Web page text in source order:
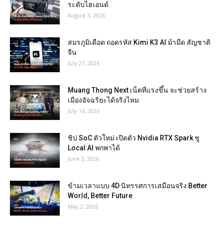
ระดับไฮเอนด์
August 3, 2026
สมรภูมิเดือด ถอดรหัส Kimi K3 AI ม้ามืด สัญชาติ
จีน
July 27, 2026
Muang Thong Next เน็ตที่แรงขึ้น จะช่วยสร้าง
เมืองอัจฉริยะได้จริงไหม
July 16, 2026
ชิป SoC ตัวใหม่ เปิดตัว Nvidia RTX Spark ชู
Local AI พกพาได้
June 5, 2026
ข้ามเวลาแบบ 4D นิทรรศการเสมือนจริง Better
World, Better Future
May 2, 2026